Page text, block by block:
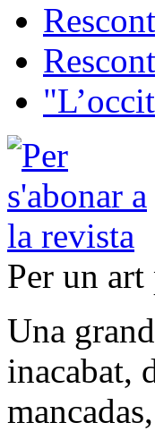
Per un
Una
inacabat,